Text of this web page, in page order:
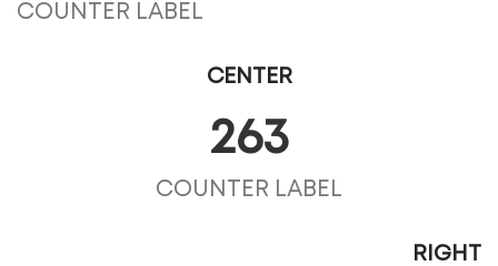
COUNTER LABEL
CENTER
263
COUNTER LABEL
RIGHT